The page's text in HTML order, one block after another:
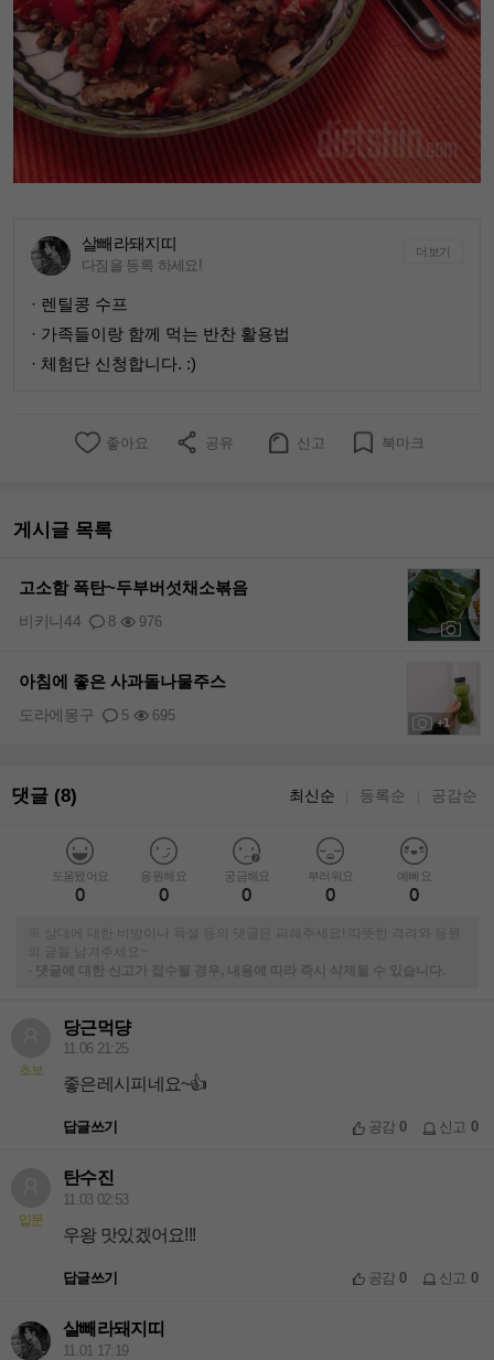
살빼라돼지띠
다짐을 등록 하세요!
더보기
· 렌틸콩 수프
· 가족들이랑 함께 먹는 반찬 활용법
· 체험단 신청합니다. :)
좋아요 공유 신고 북마크
게시글 목록
고소함 폭탄~두부버섯채소볶음
8 976
비키니44
+1
아침에 좋은 사과돌나물주스
5 695
도라에몽구
댓글 (8) 최신순 등록순 공감순
도움됐어요
0
응원해요
0
궁금해요
0
부러워요
0
예뻐요
0
※ 상대에 대한 비방이나 욕설 등의 댓글은 피해주세요! 따뜻한 격려와 응원
의 글을 남겨주세요~
-
댓글에 대한 신고가 접수될 경우, 내용에 따라 즉시 삭제될 수 있습니다.
초보
당근먹댱
11.06 21:25
좋은레시피네요~👍
답글쓰기 공감0 신고 0
입문
탄수진
11.03 02:53
우왕 맛있겠어요!!!
답글쓰기 공감0 신고 0
살빼라돼지띠
11.01 17:19